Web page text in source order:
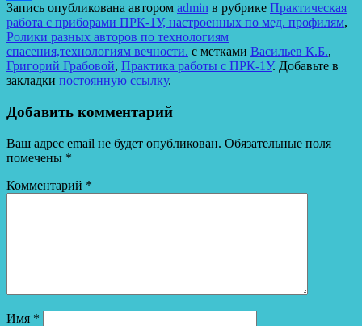
Отправить
Запись опубликована автором admin в рубрике Практическая
работа с приборами ПРК-1У, настроенных по мед. профилям,
Ролики разных авторов по технологиям
спасения,технологиям вечности. с метками Васильев К.Б.,
Григорий Грабовой, Практика работы с ПРК-1У. Добавьте в
закладки постоянную ссылку.
Добавить комментарий
Ваш адрес email не будет опубликован. Обязательные поля
помечены *
Комментарий *
Имя *